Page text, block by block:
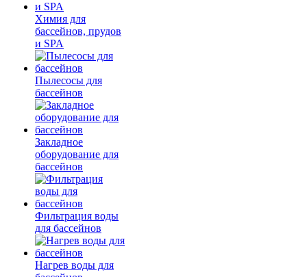
Химия для
бассейнов, прудов
и SPA
Пылесосы для
бассейнов
Закладное
оборудование для
бассейнов
Фильтрация воды
для бассейнов
Нагрев воды для